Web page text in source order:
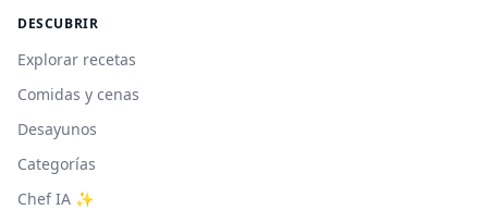
DESCUBRIR
Explorar recetas
Comidas y cenas
Desayunos
Categorías
Chef IA ✨